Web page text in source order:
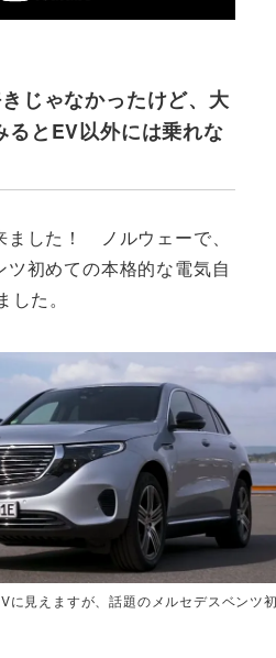
じゃなかったけど、大
るとEV以外には乗れな
ました！ ノルウェーで、
ツ初めての本格的な電気自
た。
に見えますが、話題のメルセデスベンツ